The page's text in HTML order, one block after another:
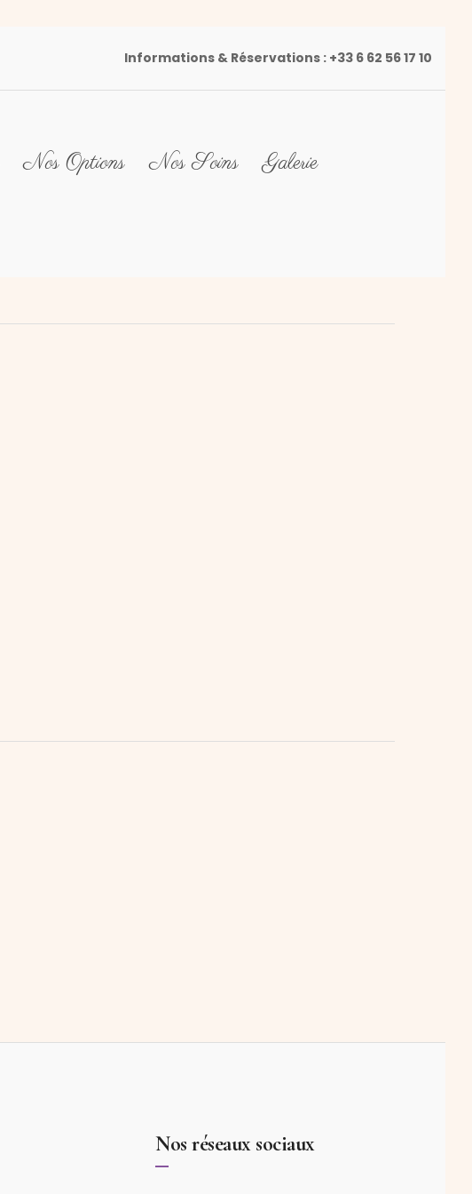
Informations & Réservations : +33 6 62 56 17 10
Nos Options Nos Soins
Galerie
Nos réseaux sociaux